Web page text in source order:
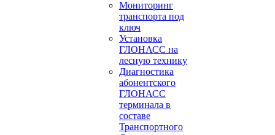
Мониторинг
транспорта под
ключ
Установка
ГЛОНАСС на
лесную технику
Диагностика
абонентского
ГЛОНАСС
терминала в
составе
Транспортного